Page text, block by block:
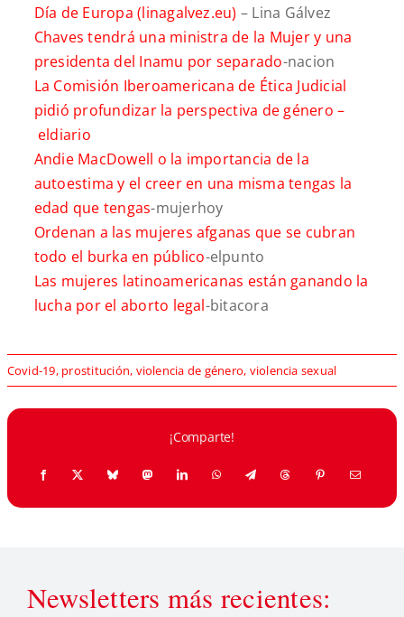
Día de Europa (linagalvez.eu) – Lina Gálvez
Chaves tendrá una ministra de la Mujer y una
presidenta del Inamu por separado-nacion
La Comisión Iberoamericana de Ética Judicial
pidió profundizar la perspectiva de género –
eldiario
Andie MacDowell o la importancia de la
autoestima y el creer en una misma tengas la
edad que tengas-mujerhoy
Ordenan a las mujeres afganas que se cubran
todo el burka en público-elpunto
Las mujeres latinoamericanas están ganando la
lucha por el aborto legal-bitacora
Covid-19, prostitución, violencia de género, violencia sexual
¡Comparte!
Newsletters más recientes: